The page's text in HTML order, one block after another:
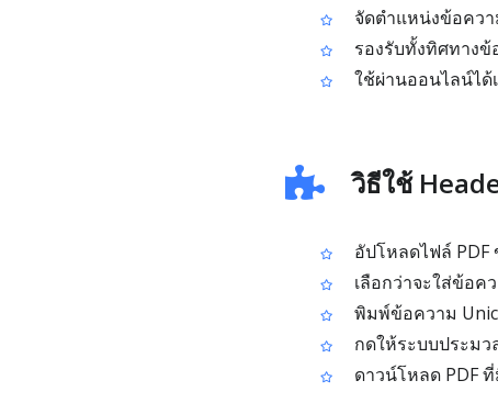
จัดตำแหน่งข้อคว
รองรับทั้งทิศทางข้
ใช้ผ่านออนไลน์ได้
วิธีใช้
อัปโหลดไฟล์
เลือกว่าจะใส่ข้อ
พิมพ์ข้อความ
กดให้ระบบประมว
ดาวน์โหลด PDF